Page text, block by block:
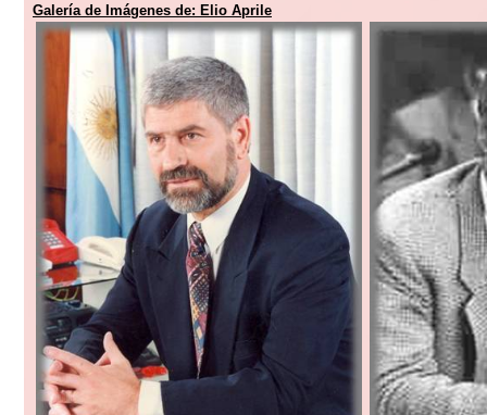
Galería de Imágenes de: Elio Aprile